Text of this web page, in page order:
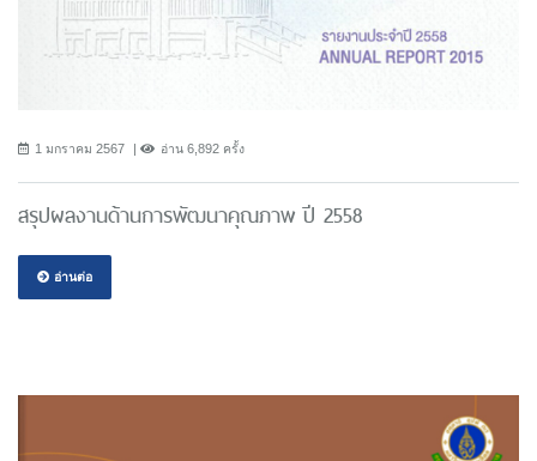
1 มกราคม 2567 อ่าน 6,892 ครั้ง
สรุปผลงานด้านการพัฒนาคุณภาพ ปี 2558
อ่านต่อ